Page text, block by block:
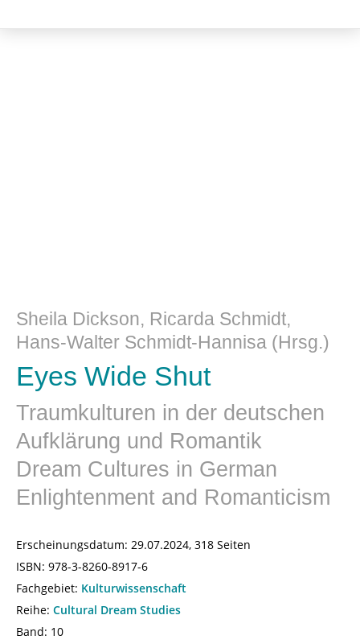
Sheila Dickson, Ricarda Schmidt,
Hans-Walter Schmidt-Hannisa (Hrsg.)
Eyes Wide Shut
Traumkulturen in der deutschen
Aufklärung und Romantik
Dream Cultures in German
Enlightenment and Romanticism
Erscheinungsdatum: 29.07.2024, 318 Seiten
ISBN: 978-3-8260-8917-6
Fachgebiet: Kulturwissenschaft
Reihe: Cultural Dream Studies
Band: 10